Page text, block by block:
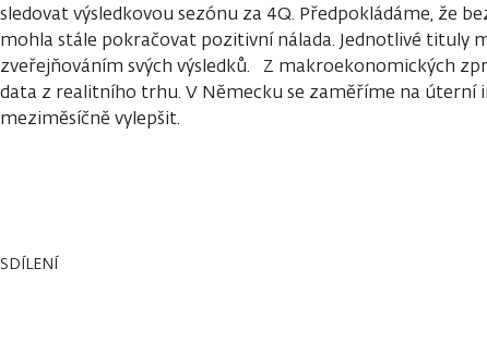
sledovat výsledkovou sezónu za 4Q. Předpokládáme, že
mohla stále pokračovat pozitivní nálada. Jednotlivé tituly
zveřejňováním svých výsledků. Z makroekonomických
data z realitního trhu. V Německu se zaměříme na úterní
meziměsíčně vylepšit.
SDÍLENÍ